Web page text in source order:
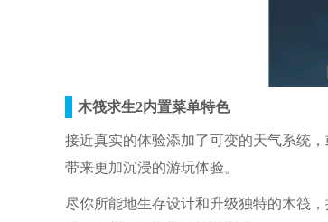
木筏求生2内置菜单特色
接近真实的体验添加了可变的天气系统
带来更加沉浸的游玩体验。
尽你所能地生存设计和升级独特的木筏